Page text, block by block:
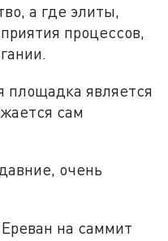
а где элиты,
процессов,
площадка является
сам
очень
на саммит